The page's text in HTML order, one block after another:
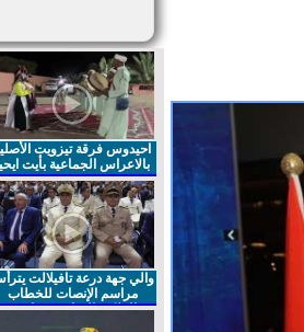
احيدوس فرقة تيزويت الأصلية
بالاعراس الجماعية بأيت ايحيا
والي جهة درعة تافيلالت يترأس
مراسم الإنصات للخطاب
الملكي السامي بمناسبة